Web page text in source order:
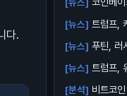
다.
5 거래...
[뉴스] 트럼프,
[뉴스] 푸틴, 러
[뉴스] 트럼프,
오를 수 ...
[분석] 비트코